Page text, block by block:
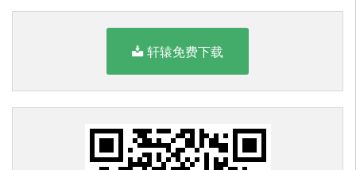
轩辕免费下载